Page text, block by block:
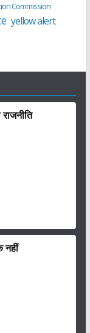
Commission
yellow alert
नहीं